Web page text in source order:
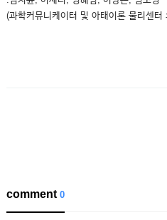
(과학커뮤니케이터 및 아태이론 물리센터
comment0